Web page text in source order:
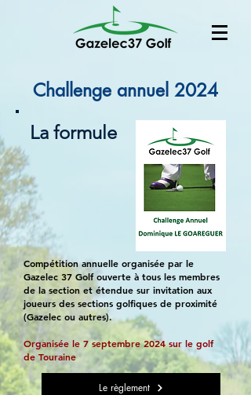
Challenge annuel 2024
La formule
Compétition annuelle organisée par le
Gazelec 37 Golf ouverte à tous les membres
de la section et étendue sur invitation aux
joueurs des sections golfiques de proximité
(Gazelec ou autres).
Organisée le 7 septembre 2024 sur le golf
de Touraine
Le règlement